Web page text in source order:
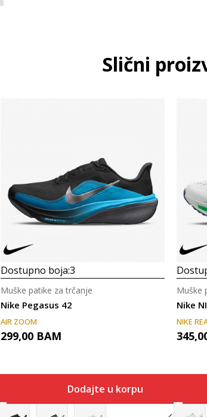
Slični
Dostupno boja:3
Nike Pegasus 42
Muške patike za trčanje
AIR ZOOM
299,00 BAM
Dodajte u korpu
Nike
Muške
NIKE